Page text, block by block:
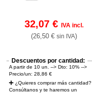
32,07 € IVA incl.
(26,50 € sin IVA)
Descuentos por cantidad:
A partir de 10 un. --> Dto: 10% -->
Precio/un: 28,86 €
¿Quieres comprar más cantidad?
Consúltanos y te haremos un